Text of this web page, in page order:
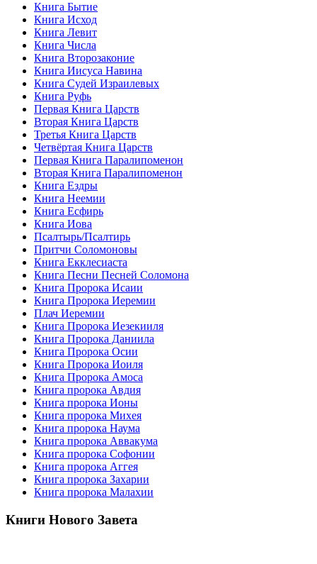
Книга Бытие
Книга Исход
Книга Левит
Книга Числа
Книга Второзаконие
Книга Иисуса Навина
Книга Судей Израилевых
Книга Руфь
Первая Книга Царств
Вторая Книга Царств
Третья Книга Царств
Четвёртая Книга Царств
Первая Книга Паралипоменон
Вторая Книга Паралипоменон
Книга Ездры
Книга Неемии
Книга Есфирь
Книга Иова
Псалтырь/Псалтирь
Притчи Соломоновы
Книга Екклесиаста
Книга Песни Песней Соломона
Книга Пророка Исаии
Книга Пророка Иеремии
Плач Иеремии
Книга Пророка Иезекииля
Книга Пророка Даниила
Книга Пророка Осии
Книга Пророка Иоиля
Книга Пророка Амоса
Книга пророка Авдия
Книга пророка Ионы
Книга пророка Михея
Книга пророка Наума
Книга пророка Аввакума
Книга пророка Софонии
Книга пророка Аггея
Книга пророка Захарии
Книга пророка Малахии
Книги Нового Завета